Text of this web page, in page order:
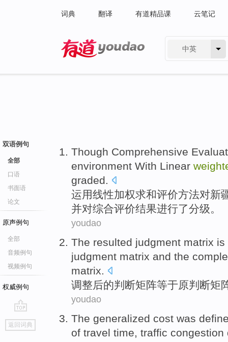
词典 翻译 有道精品课 云笔记
中英
双语例句
全部
口语
书面语
论文
原声例句
全部
音频例句
视频例句
权威例句
go
top
返回词典
Though Comprehensive
environment With Linear
graded.
运用线性加权求和评价方法对新
并对综合评价结果进行了分级。
youdao
The resulted judgment matrix
judgment matrix and the
matrix.
调整后的判断矩阵等于原判断矩
youdao
The generalized cost was
of travel time traffic congestion